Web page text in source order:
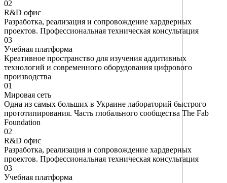
02
R&D офис
Разработка, реализация и сопровождение хардверных
проектов. Профессиональная техническая консультация
03
Учебная платформа
Креативное пространство для изучения аддитивных
технологий и современного оборудования цифрового
производства
01
Мировая сеть
Одна из самых больших в Украине лабораторий быстрого
прототипирования. Часть глобального сообщества The Fab
Foundation
02
R&D офис
Разработка, реализация и сопровождение хардверных
проектов. Профессиональная техническая консультация
03
Учебная платформа